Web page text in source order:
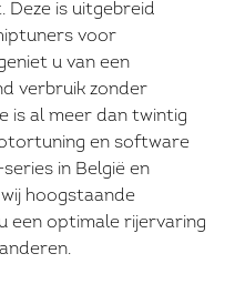
is uitgebreid
voor
u van een
verbruik zonder
is al meer dan twintig
en software
in België en
hoogstaande
een optimale rijervaring